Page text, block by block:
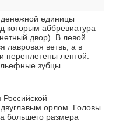
единицы
аббревиатура
двор). В левой
лавровая ветвь, а в
переплетены лентой.
зубцы.
орлом. Головы
большего размера